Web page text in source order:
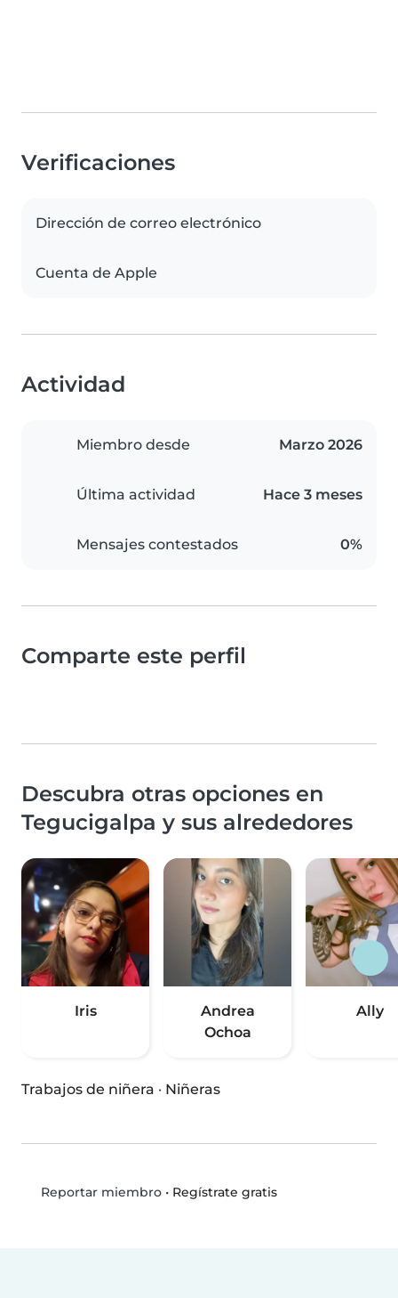
Verificaciones
Dirección de correo electrónico
Cuenta de Apple
Actividad
Miembro desde Marzo 2026
Última actividad Hace 3 meses
Mensajes contestados 0%
Comparte este perfil
Descubra otras opciones en
Tegucigalpa y sus alrededores
Iris
Andrea
Ochoa
Ally
Trabajos de niñera · Niñeras
Reportar miembro• Regístrate gratis